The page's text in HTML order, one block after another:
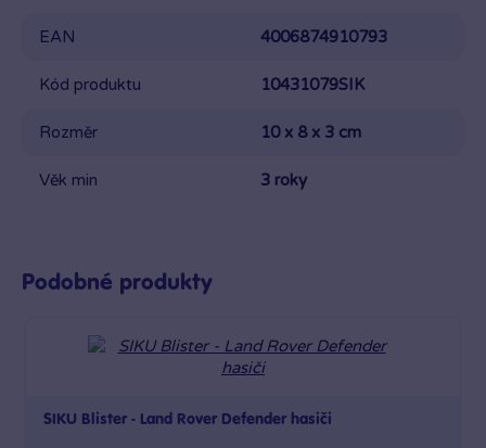
EAN 4006874910793
Kód produktu 10431079SIK
Rozměr 10 x 8 x 3 cm
Věk min 3 roky
Podobné produkty
SIKU Blister - Land Rover Defender hasiči